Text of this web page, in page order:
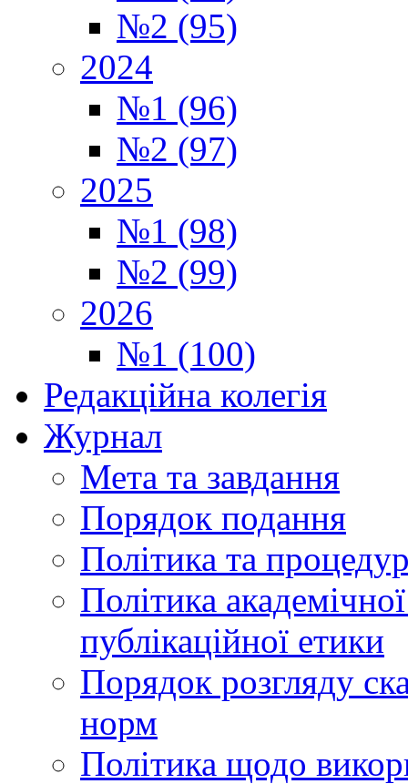
№2 (95)
2024
№1 (96)
№2 (97)
2025
№1 (98)
№2 (99)
2026
№1 (100)
Редакційна колегія
Журнал
Мета та завдання
Порядок подання
Політика та
Політика
публікаційної етики
Порядок розгляду
норм
Політика щодо